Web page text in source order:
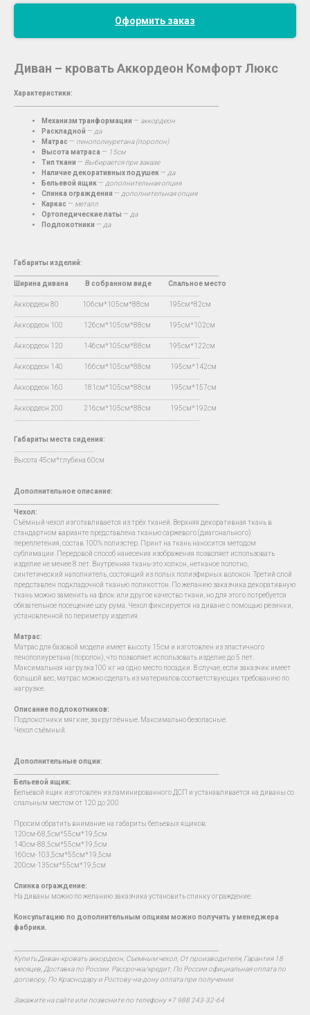
Оформить заказ
Диван – кровать Аккордеон Комфорт Люкс
Характеристики:
Механизм транформации — аккордеон
Раскладной — да
Матрас — пенополиуретана (поролон)
Высота матраса — 15см
Тип ткани — Выбирается при заказе
Наличие декоративных подушек — да
Бельевой ящик — дополнительная опция
Спинка ограждения — дополнительная опция
Каркас — металл
Ортопедические латы — да
Подлокотники — да
Габариты изделий:
Ширина дивана
В собранном виде Спальное место
Аккордеон 80 106см*105см*88см 195см*82см
Аккордеон 100 126см*105см*88см 195см*102см
Аккордеон 120 146см*105см*88см 195см*122см
Аккордеон 140 166см*105см*88см 195см*142см
Аккордеон 160 181см*105см*88см 195см*157см
Аккордеон 200 216см*105см*88см 195см*192см
Габариты места сидения:
Высота 45см*глубина 60см
Дополнительное описание:
Чехол:
Съёмный чехол изготавливается из трёх тканей. Верхняя декоративная ткань в
стандартном варианте представлена тканью саржевого (диагонального)
переплетения, состав 100% полиэстер. Принт на ткань наносится методом
сублимации. Передовой способ нанесения изображения позволяет использовать
изделие не менее 8 лет. Внутренняя ткань-это холкон, нетканое полотно,
синтетический наполнитель, состоящий из полых полиэфирных волокон. Третий слой
представлен подкладочной тканью поликоттон. По желанию заказчика декоративную
ткань можно заменить на флок или другое качество ткани, но для этого потребуется
обязательное посещение шоу рума. Чехол фиксируется на диване с помощью резинки,
установленной по периметру изделия.
Матрас:
Матрас для базовой модели имеет высоту 15см и изготовлен из эластичного
пенополиуретана (поролон), что позволяет использовать изделие до 5 лет.
Максимальная нагрузка100 кг на одно место посадки. В случае, если заказчик имеет
большой вес, матрас можно сделать из материалов соответствующих требованию по
нагрузке.
Описание подлокотников:
Подлокотники мягкие, закруглённые. Максимально безопасные.
Чехол съёмный.
Дополнительные опции:
Бельевой ящик:
Бельевой ящик изготовлен из ламинированного ДСП и устанавливается на диваны со
спальным местом от 120 до 200
Просим обратить внимание на габариты бельевых ящиков:
120см-68,5см*55см*19,5см
140см-88,5см*55см*19,5см
160см-103,5см*55см*19,5см
200см-135см*55см*19,5см
Спинка ограждение:
На диваны можно по желанию заказчика установить спинку ограждение.
Консультацию по дополнительным опциям можно получить у менеджера
фабрики.
Купить Диван-кровать аккордеон, Съемным чехол, От производителя, Гарантия 18
месяцев, Доставка по России. Рассрочка/кредит, По России официальная оплата по
договору, По Краснодару и Ростову-на-дону оплата при получении
Закажите на сайте или позвоните по телефону +7 988 243-32-64